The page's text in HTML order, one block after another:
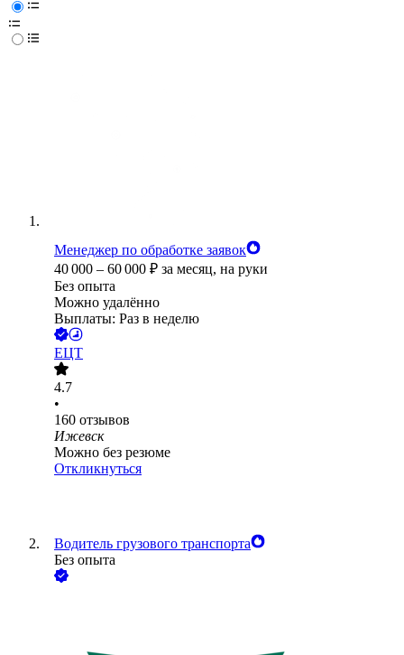
Менеджер по обработке заявок
40 000 – 60 000 ₽ за месяц, на руки
Без опыта
Можно удалённо
Выплаты: Раз в неделю
ЕЦТ
4.7
•
160 отзывов
Ижевск
Можно без резюме
Откликнуться
Водитель грузового транспорта
Без опыта